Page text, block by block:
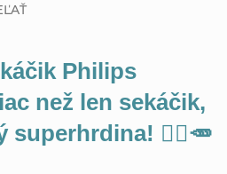
Philips
než len sekáčik,
🦸‍♀️🥕